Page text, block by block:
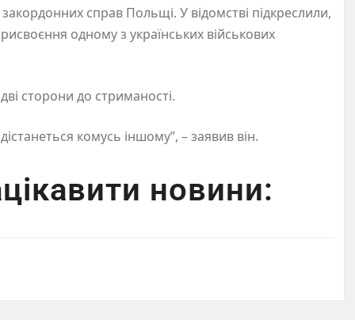
справ Польщі. У відомстві підкреслили,
одному з українських військових
сторони до стриманості.
комусь іншому”, – заявив він.
новини: